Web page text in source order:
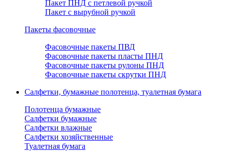
Пакет ПНД с петлевой ручкой
Пакет с вырубной ручкой
Пакеты фасовочные
Фасовочные пакеты ПВД
Фасовочные пакеты пласты ПНД
Фасовочные пакеты рулоны ПНД
Фасовочные пакеты скрутки ПНД
Салфетки, бумажные полотенца, туалетная бумага
Полотенца бумажные
Салфетки бумажные
Салфетки влажные
Салфетки хозяйственные
Туалетная бумага